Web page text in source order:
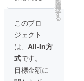
れる貴重な寄せ
書きを提供しま
す。 ・提供方
法：メールに
PDFを添付しま
す。 ※このリ
ターンは5,000円
のリターンと同
じ内容です。
法：メールに
す。 ③選手達の
直筆寄せ書き
メッセージ
（データ）《予
定内容》…支え
てくださった
方々へのお礼や
大会終了後の気
（デー
芦屋ラ
グビー
スクー
ルオリ
ジナル
動画
（デー
タ）
を
選
択
す
る
このプロ
ジェクト
は、 All-In方
式です。
目標金額に